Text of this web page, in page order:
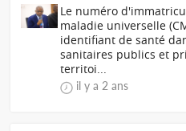
Le numéro
maladie universelle
identifiant de santé
sanitaires publics et
territoi...
il y a 2 ans